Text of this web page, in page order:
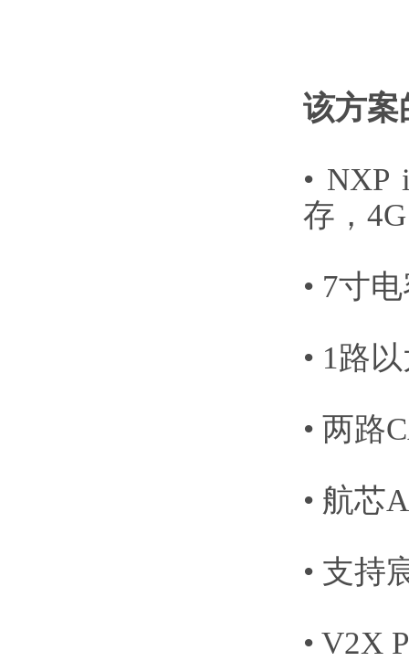
该方案
• NXP
存，
• 7寸
• 1路
• 两路
• 航芯
• 支持
• V2X